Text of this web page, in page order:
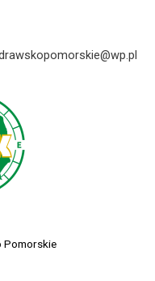
Pomorskie